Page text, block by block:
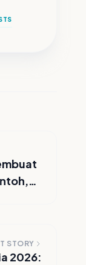
STORY
2026: